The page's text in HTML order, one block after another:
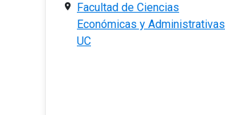
Facultad de Ciencias
Económicas y Administrativas
UC